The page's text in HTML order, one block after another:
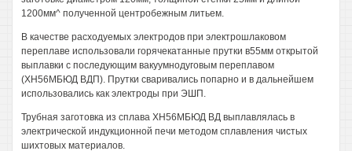
1200мм^ полученной центробежным литьем.
В качестве расходуемых электродов при электрошлаковом
переплаве использовали горячекатанные прутки в55мм открытой
выплавки с последующим вакуумнодуговым переплавом
(ХН56МБЮД ВДП). Прутки сваривались попарно и в дальнейшем
использовались как электроды при ЭШП.
Трубная заготовка из сплава ХН56МБЮД ВД выплавлялась в
электрической индукционной печи методом сплавления чистых
шихтовых материалов.